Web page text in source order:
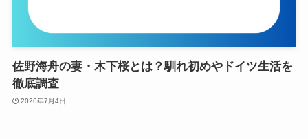
佐野海舟の妻・木下桜とは？馴れ初めやドイツ生活を
徹底調査
2026年7月4日